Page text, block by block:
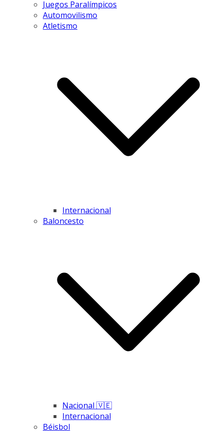
Juegos Paralímpicos
Automovilismo
Atletismo
Internacional
Baloncesto
Nacional 🇻🇪
Internacional
Béisbol